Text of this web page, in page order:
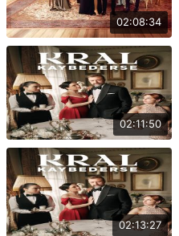
02:08:34
02:11:50
02:13:27